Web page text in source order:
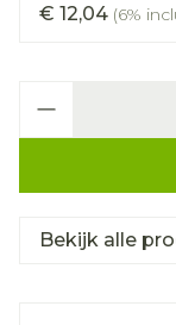
€ 12,04 (6%
Bekijk alle